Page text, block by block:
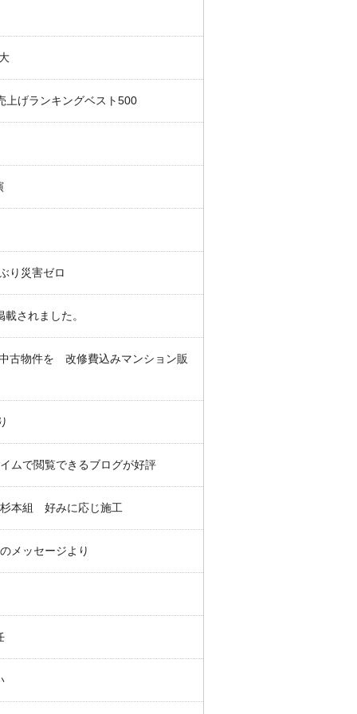
げランキングベスト500
り災害ゼロ
されました。
古物件を 改修費込みマンション販
ムで閲覧できるブログが好評
本組 好みに応じ施工
メッセージより